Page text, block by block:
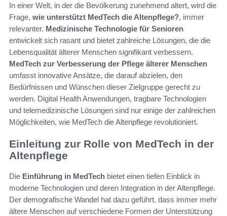
In einer Welt, in der die Bevölkerung zunehmend altert, wird die
Frage, wie unterstützt MedTech die Altenpflege?, immer
relevanter. Medizinische Technologie für Senioren
entwickelt sich rasant und bietet zahlreiche Lösungen, die die
Lebensqualität älterer Menschen signifikant verbessern.
MedTech zur Verbesserung der Pflege älterer Menschen
umfasst innovative Ansätze, die darauf abzielen, den
Bedürfnissen und Wünschen dieser Zielgruppe gerecht zu
werden. Digital Health Anwendungen, tragbare Technologien
und telemedizinische Lösungen sind nur einige der zahlreichen
Möglichkeiten, wie MedTech die Altenpflege revolutioniert.
Einleitung zur Rolle von MedTech in der
Altenpflege
Die Einführung in MedTech bietet einen tiefen Einblick in
moderne Technologien und deren Integration in der Altenpflege.
Der demografische Wandel hat dazu geführt, dass immer mehr
ältere Menschen auf verschiedene Formen der Unterstützung